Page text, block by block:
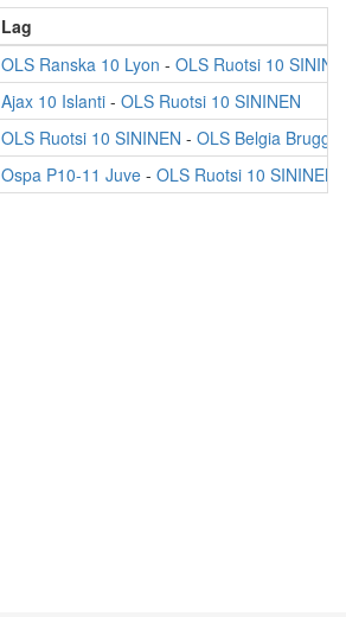
Lag
OLS Ranska 10 Lyon - OLS Ruotsi 10
Ajax 10 Islanti - OLS Ruotsi 10 SININEN
OLS Ruotsi 10 SININEN - OLS Belgia Brugge
Ospa P10-11 Juve - OLS Ruotsi 10 SININEN